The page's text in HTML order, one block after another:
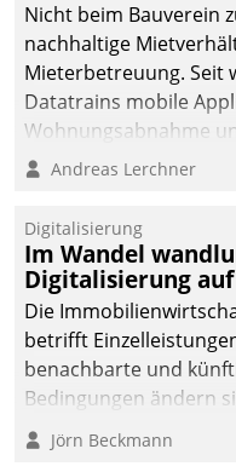
Nicht beim Bauverein
nachhaltige
Mieterbetreuung. Seit
Datatrains mobile
Wohnungsabnahme
Mieter wohlgeordnet
Andreas Lerchner
Digitalisierung
Im Wandel
Digitalisierung
Die
betrifft
benachbarte und
Bedingungen ändern
technisch die
fürs Wachsen öffnen?
Jörn Beckmann